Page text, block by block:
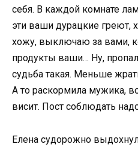
себя. В каждой комнате
эти ваши дурацкие греют,
хожу, выключаю за вами,
продукты ваши… Ну,
судьба такая. Меньше
А то раскормила мужика,
висит. Пост соблюдать
Елена судорожно